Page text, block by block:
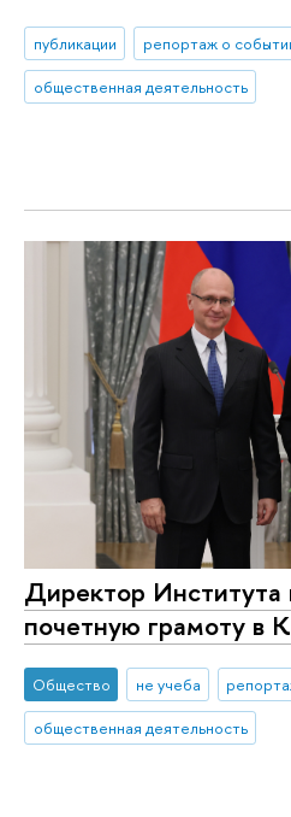
публикации
репортаж о
общественная деятельность
Директор Института
почетную грамоту в
Общество не учеба
общественная деятельность